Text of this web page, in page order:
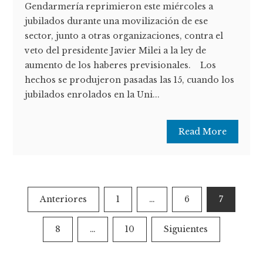
Gendarmería reprimieron este miércoles a
jubilados durante una movilización de ese
sector, junto a otras organizaciones, contra el
veto del presidente Javier Milei a la ley de
aumento de los haberes previsionales. Los
hechos se produjeron pasadas las 15, cuando los
jubilados enrolados en la Uni...
Read More
Paginación
de
entradas
Anteriores 1 … 6 7
8 … 10 Siguientes